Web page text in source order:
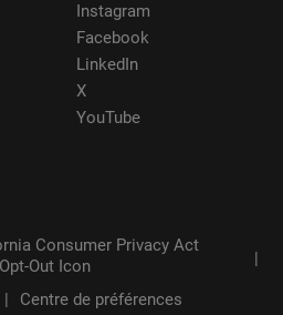
Instagram
Facebook
LinkedIn
X
YouTube
Centre de préférences